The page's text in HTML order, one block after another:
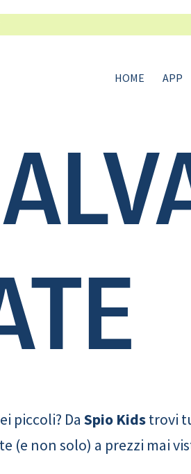
HOME APP
piccoli? DaSpio Kidstrovi
(e non solo) a prezzi mai